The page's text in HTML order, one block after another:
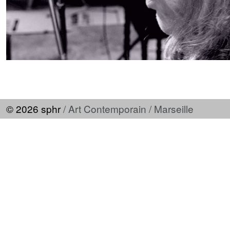
© 2026 sphr/ Art Contemporain / Marseille